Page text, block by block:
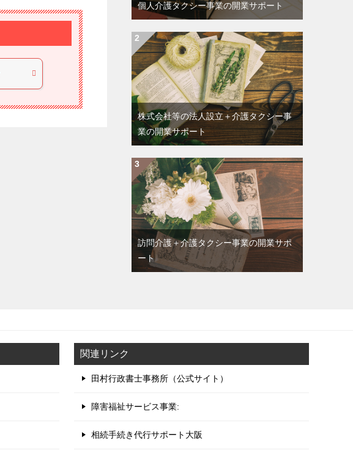
個人介護タクシー事業の開業サポート
株式会社等の法人設立＋介護タクシー事
業の開業サポート
訪問介護＋介護タクシー事業の開業サポ
ート
関連リンク
田村行政書士事務所（公式サイト）
障害福祉サービス事業:
相続手続き代行サポート大阪